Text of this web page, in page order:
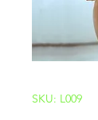
SKU: L009